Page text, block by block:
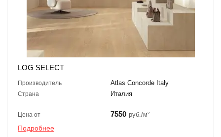
LOG SELECT
Производитель Atlas Concorde Italy
Страна Италия
Цена от 7550 руб./м²
Подробнее